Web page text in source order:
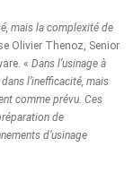
mais la complexité de
Olivier Thenoz, Senior
« Dans l’usinage à
l’inefficacité, mais
comme prévu. Ces
de
d’usinage